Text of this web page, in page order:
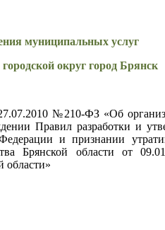
муниципальных услуг
округ город Брянск
№210-ФЗ «Об
Правил разработки и
и признании
Брянской области от
области»